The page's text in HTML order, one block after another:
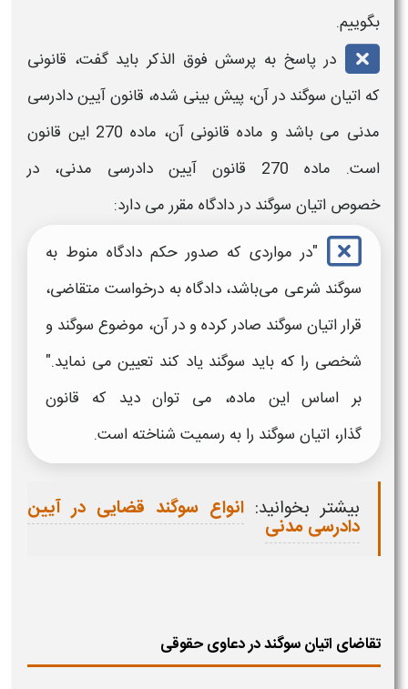
بگوییم.
در پاسخ به پرسش فوق الذکر باید گفت، قانونی
که اتیان سوگند در آن، پیش بینی شده، قانون آیین دادرسی
مدنی می باشد و ماده قانونی آن، ماده 270 این قانون
است. ماده 270 قانون آیین دادرسی مدنی، در
خصوص اتیان سوگند دردادگاه مقرر می دارد:
"در مواردی که صدور حکم دادگاه منوط به
سوگند شرعی می‌باشد، دادگاه به درخواست متقاضی،
قرار اتیان سوگند صادر کرده و در آن، موضوع سوگند و
شخصی را که باید سوگند یاد کند تعیین می‌ نماید."
بر اساس این ماده، می توان دید که قانون
گذار، اتیان سوگند را به رسمیت شناخته است.
بیشتر بخوانید: انواع سوگند قضایی در آیین
دادرسی مدنی
تقاضای اتیان سوگند در دعاوی حقوقی